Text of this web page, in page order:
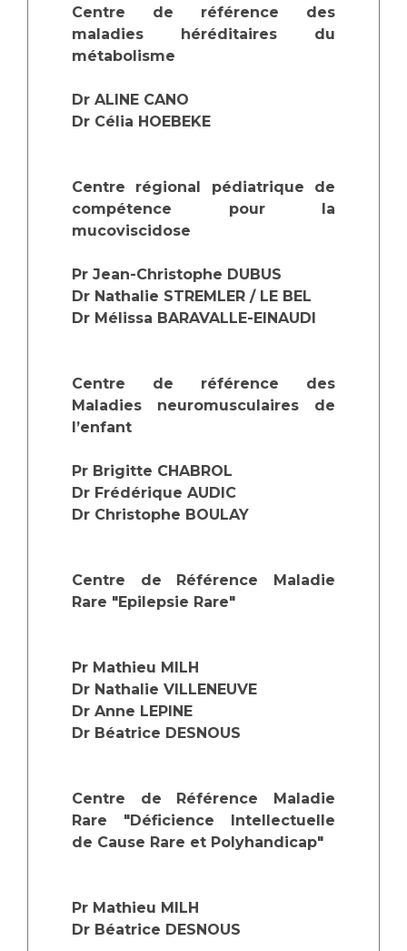
Centre de référence des
maladies héréditaires du
métabolisme
Dr ALINE CANO
Dr Célia HOEBEKE
Centre régional pédiatrique de
compétence pour la
mucoviscidose
Pr Jean-Christophe DUBUS
Dr Nathalie STREMLER / LE BEL
Dr Mélissa BARAVALLE-EINAUDI
Centre de référence des
Maladies neuromusculaires de
l’enfant
Pr Brigitte CHABROL
Dr Frédérique AUDIC
Dr Christophe BOULAY
Centre de Référence Maladie
Rare "Epilepsie Rare"
Pr Mathieu MILH
Dr Nathalie VILLENEUVE
Dr Anne LEPINE
Dr Béatrice DESNOUS
Centre de Référence Maladie
Rare "Déficience Intellectuelle
de Cause Rare et Polyhandicap"
Pr Mathieu MILH
Dr Béatrice DESNOUS